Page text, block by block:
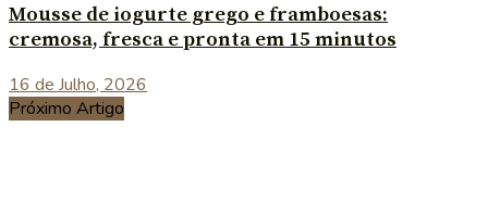
Mousse de iogurte grego e framboesas:
cremosa, fresca e pronta em 15 minutos
16 de Julho, 2026
Próximo Artigo